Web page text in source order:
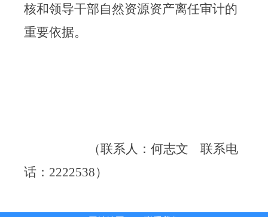
核和领导干部自然资源资产离任审计的
重要依据。
（联系人：何志文
联系电
话： 2222538）